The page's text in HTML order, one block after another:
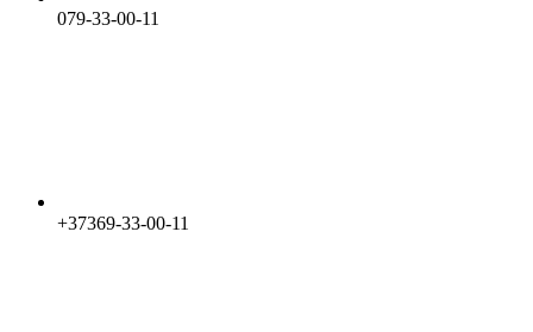
079-33-00-11
+37369-33-00-11